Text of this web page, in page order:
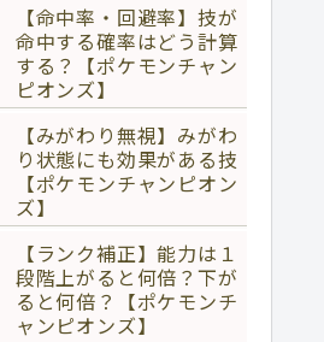
【命中率・回避率】技が
命中する確率はどう計算
する？【ポケモンチャン
ピオンズ】
【みがわり無視】みがわ
り状態にも効果がある技
【ポケモンチャンピオン
ズ】
【ランク補正】能力は１
段階上がると何倍？下が
ると何倍？【ポケモンチ
ャンピオンズ】